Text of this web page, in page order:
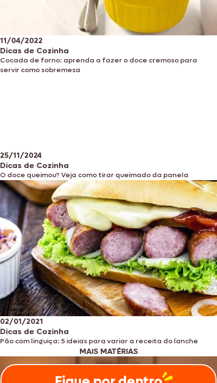
11/04/2022
Dicas de Cozinha
Cocada de forno: aprenda a fazer o doce cremoso para
servir como sobremesa
25/11/2024
Dicas de Cozinha
O doce queimou? Veja como tirar queimado da panela
02/01/2021
Dicas de Cozinha
Pão com linguiça: 5 ideias para variar a receita do lanche
MAIS MATÉRIAS